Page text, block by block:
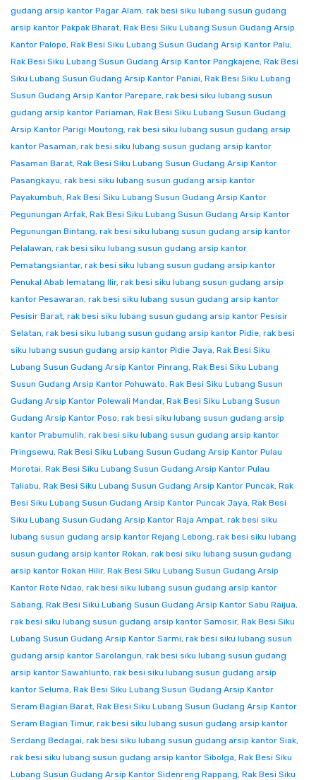
gudang arsip kantor Pagar Alam, rak besi siku lubang susun gudang
arsip kantor Pakpak Bharat, Rak Besi Siku Lubang Susun Gudang Arsip
Kantor Palopo, Rak Besi Siku Lubang Susun Gudang Arsip Kantor Palu,
Rak Besi Siku Lubang Susun Gudang Arsip Kantor Pangkajene, Rak Besi
Siku Lubang Susun Gudang Arsip Kantor Paniai, Rak Besi Siku Lubang
Susun Gudang Arsip Kantor Parepare, rak besi siku lubang susun
gudang arsip kantor Pariaman, Rak Besi Siku Lubang Susun Gudang
Arsip Kantor Parigi Moutong, rak besi siku lubang susun gudang arsip
kantor Pasaman, rak besi siku lubang susun gudang arsip kantor
Pasaman Barat, Rak Besi Siku Lubang Susun Gudang Arsip Kantor
Pasangkayu, rak besi siku lubang susun gudang arsip kantor
Payakumbuh, Rak Besi Siku Lubang Susun Gudang Arsip Kantor
Pegunungan Arfak, Rak Besi Siku Lubang Susun Gudang Arsip Kantor
Pegunungan Bintang, rak besi siku lubang susun gudang arsip kantor
Pelalawan, rak besi siku lubang susun gudang arsip kantor
Pematangsiantar, rak besi siku lubang susun gudang arsip kantor
Penukal Abab lematang Ilir, rak besi siku lubang susun gudang arsip
kantor Pesawaran, rak besi siku lubang susun gudang arsip kantor
Pesisir Barat, rak besi siku lubang susun gudang arsip kantor Pesisir
Selatan, rak besi siku lubang susun gudang arsip kantor Pidie, rak besi
siku lubang susun gudang arsip kantor Pidie Jaya, Rak Besi Siku
Lubang Susun Gudang Arsip Kantor Pinrang, Rak Besi Siku Lubang
Susun Gudang Arsip Kantor Pohuwato, Rak Besi Siku Lubang Susun
Gudang Arsip Kantor Polewali Mandar, Rak Besi Siku Lubang Susun
Gudang Arsip Kantor Poso, rak besi siku lubang susun gudang arsip
kantor Prabumulih, rak besi siku lubang susun gudang arsip kantor
Pringsewu, Rak Besi Siku Lubang Susun Gudang Arsip Kantor Pulau
Morotai, Rak Besi Siku Lubang Susun Gudang Arsip Kantor Pulau
Taliabu, Rak Besi Siku Lubang Susun Gudang Arsip Kantor Puncak, Rak
Besi Siku Lubang Susun Gudang Arsip Kantor Puncak Jaya, Rak Besi
Siku Lubang Susun Gudang Arsip Kantor Raja Ampat, rak besi siku
lubang susun gudang arsip kantor Rejang Lebong, rak besi siku lubang
susun gudang arsip kantor Rokan, rak besi siku lubang susun gudang
arsip kantor Rokan Hilir, Rak Besi Siku Lubang Susun Gudang Arsip
Kantor Rote Ndao, rak besi siku lubang susun gudang arsip kantor
Sabang, Rak Besi Siku Lubang Susun Gudang Arsip Kantor Sabu Raijua,
rak besi siku lubang susun gudang arsip kantor Samosir, Rak Besi Siku
Lubang Susun Gudang Arsip Kantor Sarmi, rak besi siku lubang susun
gudang arsip kantor Sarolangun, rak besi siku lubang susun gudang
arsip kantor Sawahlunto, rak besi siku lubang susun gudang arsip
kantor Seluma, Rak Besi Siku Lubang Susun Gudang Arsip Kantor
Seram Bagian Barat, Rak Besi Siku Lubang Susun Gudang Arsip Kantor
Seram Bagian Timur, rak besi siku lubang susun gudang arsip kantor
Serdang Bedagai, rak besi siku lubang susun gudang arsip kantor Siak,
rak besi siku lubang susun gudang arsip kantor Sibolga, Rak Besi Siku
Lubang Susun Gudang Arsip Kantor Sidenreng Rappang, Rak Besi Siku